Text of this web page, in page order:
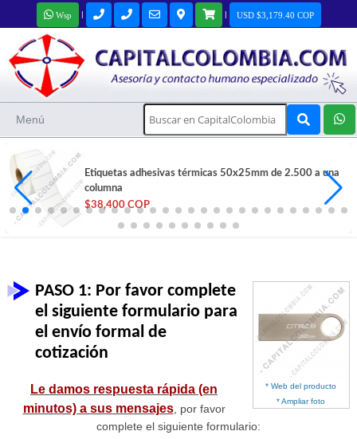
Wsp | | USD $3,179.40 COP
Menú
Etiquetas adhesivas térmicas 50x25mm de 2.500 a una
columna
$38,400 COP
* Web del producto
* Ampliar foto
PASO 1: Por favor complete
el siguiente formulario para
el envío formal de
cotización
Le damos respuesta rápida (en
minutos) a sus mensajes, por favor
complete el siguiente formulario: